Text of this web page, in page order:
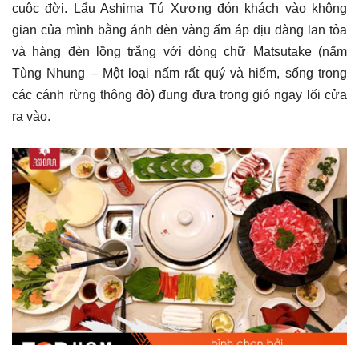
cuộc đời. Lẩu Ashima Tú Xương đón khách vào không
gian của mình bằng ánh đèn vàng ấm áp dịu dàng lan tỏa
và hàng đèn lồng trắng với dòng chữ Matsutake (nấm
Tùng Nhung – Một loại nấm rất quý và hiếm, sống trong
các cánh rừng thông đỏ) đung đưa trong gió ngay lối cửa
ra vào.